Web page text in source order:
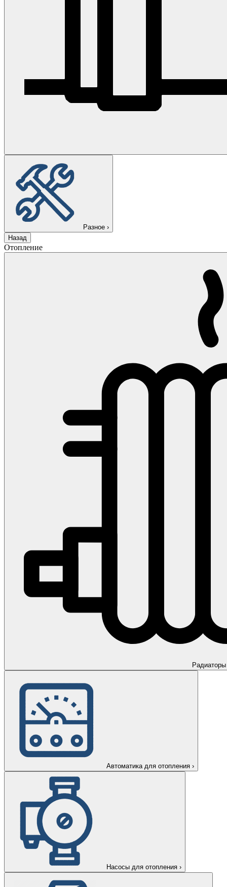
Разное ›
Назад
Отопление
Радиаторы
Автоматика для отопления ›
Насосы для отопления ›